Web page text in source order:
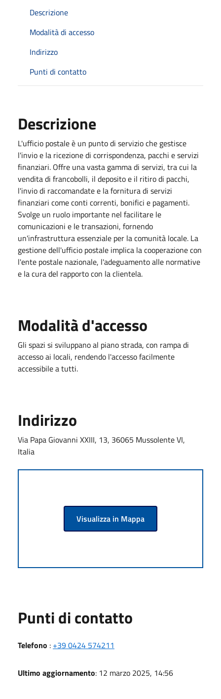
Descrizione
Modalità di accesso
Indirizzo
Punti di contatto
Descrizione
L'ufficio postale è un punto di servizio che gestisce
l'invio e la ricezione di corrispondenza, pacchi e servizi
finanziari. Offre una vasta gamma di servizi, tra cui la
vendita di francobolli, il deposito e il ritiro di pacchi,
l'invio di raccomandate e la fornitura di servizi
finanziari come conti correnti, bonifici e pagamenti.
Svolge un ruolo importante nel facilitare le
comunicazioni e le transazioni, fornendo
un'infrastruttura essenziale per la comunità locale. La
gestione dell'ufficio postale implica la cooperazione con
l'ente postale nazionale, l'adeguamento alle normative
e la cura del rapporto con la clientela.
Modalità d'accesso
Gli spazi si sviluppano al piano strada, con rampa di
accesso ai locali, rendendo l'accesso facilmente
accessibile a tutti.
Indirizzo
Via Papa Giovanni XXIII, 13, 36065 Mussolente VI,
Italia
Visualizza in Mappa
Punti di contatto
Telefono : +39 0424 574211
Ultimo aggiornamento: 12 marzo 2025, 14:56